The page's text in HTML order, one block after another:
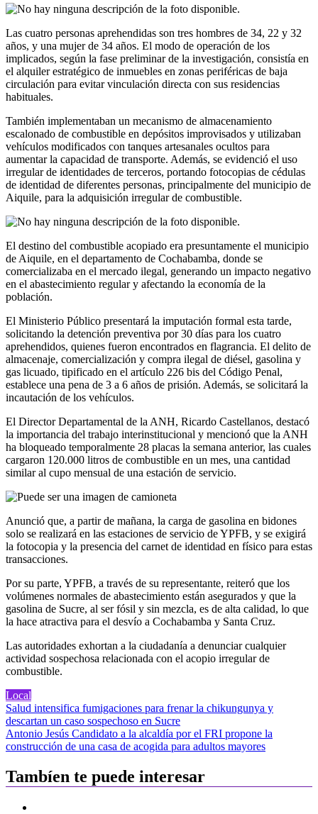
Las cuatro personas aprehendidas son tres hombres de 34, 22 y 32
años, y una mujer de 34 años. El modo de operación de los
implicados, según la fase preliminar de la investigación, consistía en
el alquiler estratégico de inmuebles en zonas periféricas de baja
circulación para evitar vinculación directa con sus residencias
habituales.
También implementaban un mecanismo de almacenamiento
escalonado de combustible en depósitos improvisados y utilizaban
vehículos modificados con tanques artesanales ocultos para
aumentar la capacidad de transporte. Además, se evidenció el uso
irregular de identidades de terceros, portando fotocopias de cédulas
de identidad de diferentes personas, principalmente del municipio de
Aiquile, para la adquisición irregular de combustible.
El destino del combustible acopiado era presuntamente el municipio
de Aiquile, en el departamento de Cochabamba, donde se
comercializaba en el mercado ilegal, generando un impacto negativo
en el abastecimiento regular y afectando la economía de la
población.
El Ministerio Público presentará la imputación formal esta tarde,
solicitando la detención preventiva por 30 días para los cuatro
aprehendidos, quienes fueron encontrados en flagrancia. El delito de
almacenaje, comercialización y compra ilegal de diésel, gasolina y
gas licuado, tipificado en el artículo 226 bis del Código Penal,
establece una pena de 3 a 6 años de prisión. Además, se solicitará la
incautación de los vehículos.
El Director Departamental de la ANH, Ricardo Castellanos, destacó
la importancia del trabajo interinstitucional y mencionó que la ANH
ha bloqueado temporalmente 28 placas la semana anterior, las cuales
cargaron 120.000 litros de combustible en un mes, una cantidad
similar al cupo mensual de una estación de servicio.
Anunció que, a partir de mañana, la carga de gasolina en bidones
solo se realizará en las estaciones de servicio de YPFB, y se exigirá
la fotocopia y la presencia del carnet de identidad en físico para estas
transacciones.
Por su parte, YPFB, a través de su representante, reiteró que los
volúmenes normales de abastecimiento están asegurados y que la
gasolina de Sucre, al ser fósil y sin mezcla, es de alta calidad, lo que
la hace atractiva para el desvío a Cochabamba y Santa Cruz.
Las autoridades exhortan a la ciudadanía a denunciar cualquier
actividad sospechosa relacionada con el acopio irregular de
combustible.
Local
Navegación
de
entradas
Salud intensifica fumigaciones para frenar la chikungunya y
descartan un caso sospechoso en Sucre
Antonio Jesús Candidato a la alcaldía por el FRI propone la
construcción de una casa de acogida para adultos mayores
Tambíen te puede interesar